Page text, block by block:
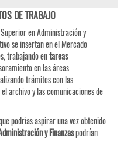
DE TRABAJO
en Administración y
se insertan en el Mercado
trabajando entareas
en las áreas
trámites con las
archivo y las comunicaciones de
podrías aspirar una vez obtenido
y Finanzaspodrían